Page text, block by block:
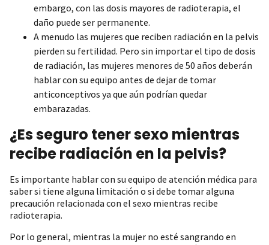
embargo, con las dosis mayores de radioterapia, el
daño puede ser permanente.
A menudo las mujeres que reciben radiación en la pelvis
pierden su fertilidad. Pero sin importar el tipo de dosis
de radiación, las mujeres menores de 50 años deberán
hablar con su equipo antes de dejar de tomar
anticonceptivos ya que aún podrían quedar
embarazadas.
¿Es seguro tener sexo mientras
recibe radiación en la pelvis?
Es importante hablar con su equipo de atención médica para
saber si tiene alguna limitación o si debe tomar alguna
precaución relacionada con el sexo mientras recibe
radioterapia.
Por lo general, mientras la mujer no esté sangrando en